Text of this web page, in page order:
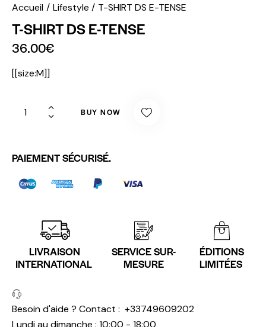
Accueil Lifestyle T-SHIRT DS E-TENSE
T-SHIRT DS E-TENSE
36.00€
[[size:M]]
BUY NOW
PAIEMENT SÉCURISÉ.
LIVRAISON
INTERNATIONAL
SERVICE SUR-
MESURE
ÉDITIONS
LIMITÉES
Besoin d'aide ? Contact : +33749609202